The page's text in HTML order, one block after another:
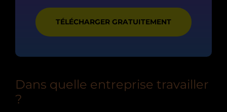
TÉLÉCHARGER GRATUITEMENT
Dans quelle entreprise travailler
?